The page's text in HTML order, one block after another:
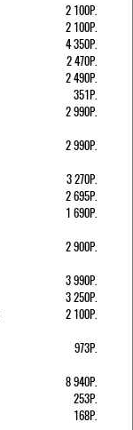
2 100Р.
2 100Р.
4 350Р.
2 470Р.
2 490Р.
351Р.
2 990Р.
2 990Р.
3 270Р.
2 695Р.
1 690Р.
2 900Р.
3 990Р.
3 250Р.
2 100Р.
973Р.
8 940Р.
253Р.
168Р.